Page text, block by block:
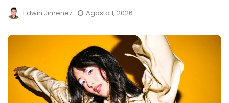
Edwin Jimenez Agosto 1, 2026